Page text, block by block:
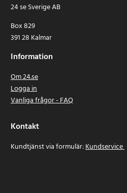
24 se Sverige AB
Box 829
391 28 Kalmar
Information
Om 24.se
Logga in
Vanliga frågor - FAQ
Kontakt
Kundtjänst via formulär:Kundservice